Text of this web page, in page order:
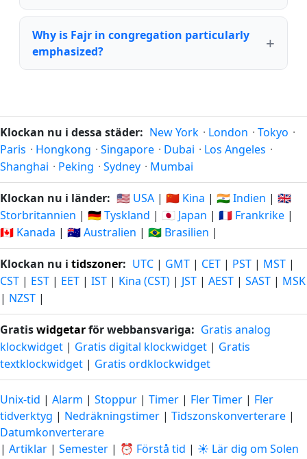
Why is Fajr in congregation particularly
emphasized?
Klockan nu i dessa städer: New York · London · Tokyo ·
Paris · Hongkong · Singapore · Dubai · Los Angeles ·
Shanghai · Peking · Sydney · Mumbai
Klockan nu i länder: 🇺🇸 USA | 🇨🇳 Kina | 🇮🇳 Indien | 🇬🇧
Storbritannien | 🇩🇪 Tyskland | 🇯🇵 Japan | 🇫🇷 Frankrike |
🇨🇦 Kanada | 🇦🇺 Australien | 🇧🇷 Brasilien |
Klockan nu i tidszoner: UTC | GMT | CET | PST | MST |
CST | EST | EET | IST | Kina (CST) | JST | AEST | SAST | MSK
| NZST |
Gratiswidgetarför webbansvariga: Gratis analog
klockwidget | Gratis digital klockwidget | Gratis
textklockwidget | Gratis ordklockwidget
Unix-tid | Alarm | Stoppur | Timer | Fler Timer | Fler
tidverktyg | Nedräkningstimer | Tidszonskonverterare |
Datumkonverterare
| Artiklar | Semester | ⏰ Förstå tid | ☀️ Lär dig om Solen